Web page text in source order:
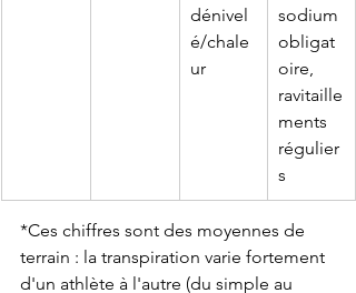
dénivel
é/chale
ur
sodium
obligat
oire,
ravitaille
ments
régulier
s
*Ces chiffres sont des moyennes de
terrain : la transpiration varie fortement
d'un athlète à l'autre (du simple au